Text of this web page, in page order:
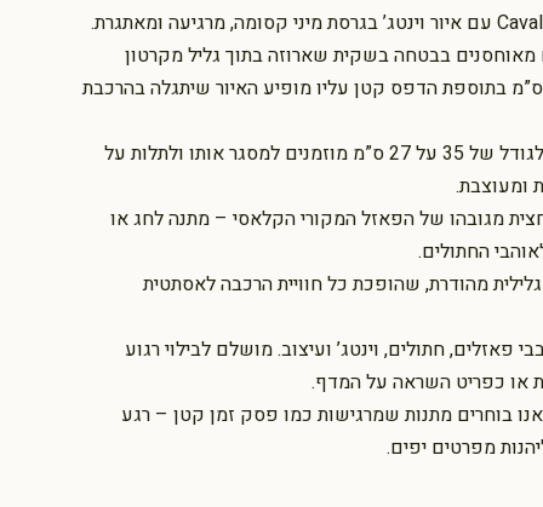
מאוחסנים בבטחה בשקית שארוזה בתוך גליל מקרטון
באורך 12.7 ס”מ בתוספת הדפס קטן עליו מופיע האיור שיתגלה בהרכבת
פאזל מורכב מגיע לגודל של 35 על 27 ס”מ מוזמנים למסגר אותו ולתלות על
ומעוצבת.
מגובהו של הפאזל המקורי הקלאסי – מתנה לחג או
החתולים.
מהודרת, שהופכת כל חוויית הרכבה לאסתטית
פאזלים, חתולים, וינטג’ ועיצוב. מושלם לבילוי רגוע
או כפריט השראה על המדף.
בוחרים מתנות שמרגישות כמו פסק זמן קטן – רגע
מפרטים יפים.